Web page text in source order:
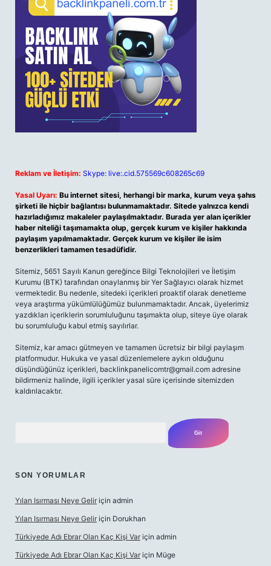
Reklam ve İletişim: Skype: live:.cid.575569c608265c69
Yasal Uyarı: Bu internet sitesi, herhangi bir marka, kurum veya şahıs
şirketi ile hiçbir bağlantısı bulunmamaktadır. Sitede yalnızca kendi
hazırladığımız makaleler paylaşılmaktadır. Burada yer alan içerikler
haber niteliği taşımamakta olup, gerçek kurum ve kişiler hakkında
paylaşım yapılmamaktadır. Gerçek kurum ve kişiler ile isim
benzerlikleri tamamen tesadüfidir.
Sitemiz, 5651 Sayılı Kanun gereğince Bilgi Teknolojileri ve İletişim
Kurumu (BTK) tarafından onaylanmış bir Yer Sağlayıcı olarak hizmet
vermektedir. Bu nedenle, sitedeki içerikleri proaktif olarak denetleme
veya araştırma yükümlülüğümüz bulunmamaktadır. Ancak, üyelerimiz
yazdıkları içeriklerin sorumluluğunu taşımakta olup, siteye üye olarak
bu sorumluluğu kabul etmiş sayılırlar.
Sitemiz, kar amacı gütmeyen ve tamamen ücretsiz bir bilgi paylaşım
platformudur. Hukuka ve yasal düzenlemelere aykırı olduğunu
düşündüğünüz içerikleri, backlinkpanelicomtr@gmail.com adresine
bildirmeniz halinde, ilgili içerikler yasal süre içerisinde sitemizden
kaldırılacaktır.
SON YORUMLAR
Yılan Isırması Neye Gelir için admin
Yılan Isırması Neye Gelir için Dorukhan
Türkiyede Adı Ebrar Olan Kaç Kişi Var için admin
Türkiyede Adı Ebrar Olan Kaç Kişi Var için Müge